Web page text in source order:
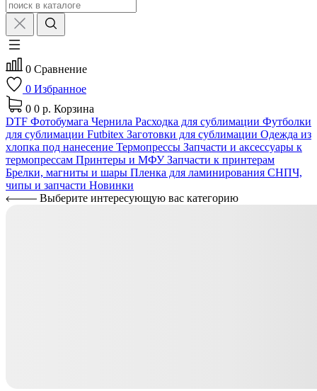
0 Сравнение
0 Избранное
0 0 р. Корзина
DTF Фотобумага Чернила Расходка для сублимации Футболки
для сублимации Futbitex Заготовки для сублимации Одежда из
хлопка под нанесение Термопрессы Запчасти и аксессуары к
термопрессам Принтеры и МФУЗапчасти к принтерам
Брелки, магниты и шары Пленка для ламинирования СНПЧ,
чипы и запчасти Новинки
Выберите интересующую вас категорию